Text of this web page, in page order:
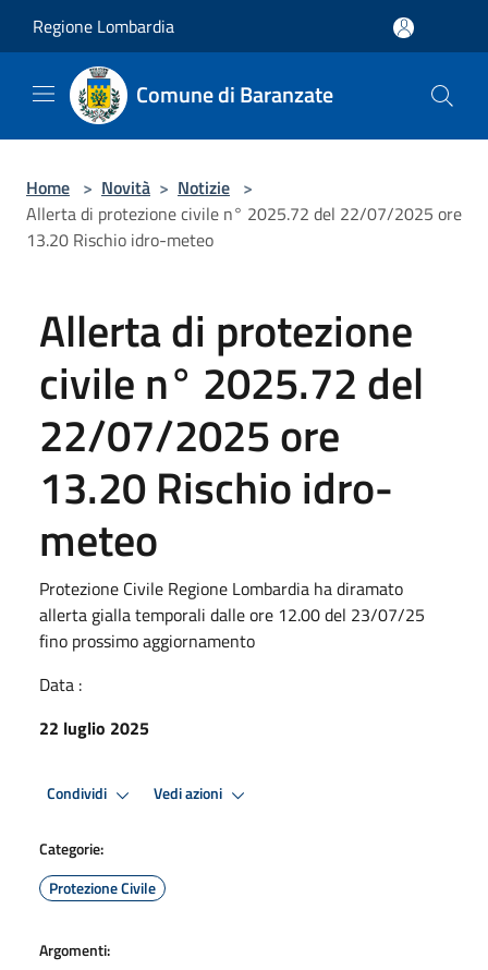
Regione Lombardia
Comune di Baranzate
Home > Novità > Notizie >
Allerta di protezione civile n° 2025.72 del 22/07/2025 ore
13.20 Rischio idro-meteo
Allerta di protezione
civile n° 2025.72 del
22/07/2025 ore
13.20 Rischio idro-
meteo
Protezione Civile Regione Lombardia ha diramato
allerta gialla temporali dalle ore 12.00 del 23/07/25
fino prossimo aggiornamento
Data :
22 luglio 2025
Condividi Vedi azioni
Categorie:
Protezione Civile
Argomenti: